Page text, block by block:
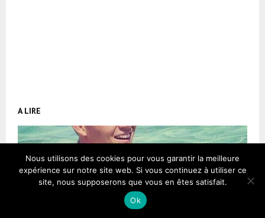
A LIRE
Nous utilisons des cookies pour vous garantir la meilleure
expérience sur notre site web. Si vous continuez à utiliser ce
site, nous supposerons que vous en êtes satisfait.
Ok